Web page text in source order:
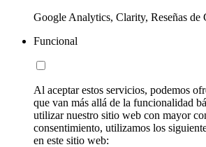
Google Analytics, Clarity, Reseñas
Funcional
Al aceptar estos servicios, podemos
que van más allá de la funcionalidad
utilizar nuestro sitio web con mayor
consentimiento, utilizamos los
en este sitio web: